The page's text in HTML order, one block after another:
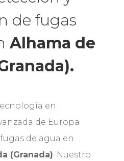
de fugas
Alhama de
en
de Europa
de agua en
(Granada). Nuestro